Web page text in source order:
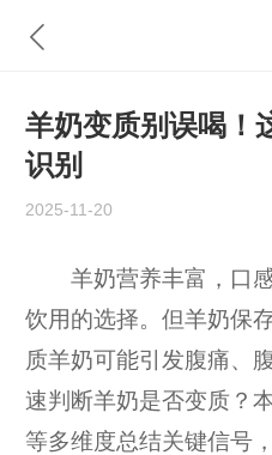
羊奶变质别误喝！
识别
2025-11-20
羊奶营养丰富，口感
饮用的选择。但羊奶保
质羊奶可能引发腹痛、
速判断羊奶是否变质？
等多维度总结关键信号